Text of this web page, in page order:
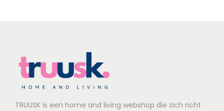
TRUUSK is een home and living webshop die zich richt